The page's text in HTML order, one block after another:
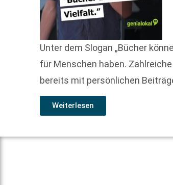
Unter dem Slogan „Bücher
für Menschen haben.
bereits mit persönlichen
Weiterlesen